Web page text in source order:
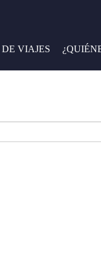
VIAJES
al máximo tus viajes.